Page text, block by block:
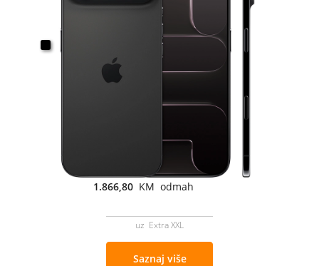
1.866,80 KM odmah
uz Extra XXL
Saznaj više